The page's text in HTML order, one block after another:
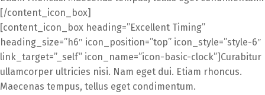
[/content_icon_box]
[content_icon_box heading=”Excellent Timing”
heading_size=”h6″ icon_position=”top” icon_style=”style-6″
link_target=”_self” icon_name=”icon-basic-clock”]Curabitur
ullamcorper ultricies nisi. Nam eget dui. Etiam rhoncus.
Maecenas tempus, tellus eget condimentum.